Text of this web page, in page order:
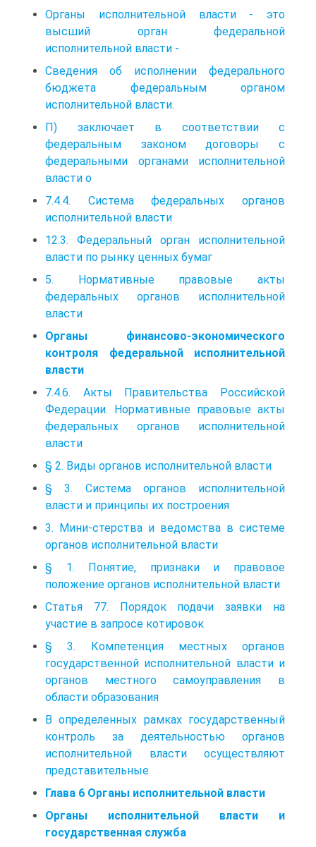
Органы исполнительной власти - это
высший орган федеральной
исполнительной власти -
Сведения об исполнении федерального
бюджета федеральным органом
исполнительной власти.
П) заключает в соответствии с
федеральным законом договоры с
федеральными органами исполнительной
власти о
7.4.4. Система федеральных органов
исполнительной власти
12.3. Федеральный орган исполнительной
власти по рынку ценных бумаг
5. Нормативные правовые акты
федеральных органов исполнительной
власти
Органы финансово-экономического
контроля федеральной исполнительной
власти
7.4.6. Акты Правительства Российской
Федерации. Нормативные правовые акты
федеральных органов исполнительной
власти
§ 2. Виды органов исполнительной власти
§ 3. Система органов исполнительной
власти и принципы их построения
3. Мини-стерства и ведомства в системе
органов исполнительной власти
§ 1. Понятие, признаки и правовое
положение органов исполнительной власти
Статья 77. Порядок подачи заявки на
участие в запросе котировок
§ 3. Компетенция местных органов
государственной исполнительной власти и
органов местного самоуправления в
области образования
В определенных рамках государственный
контроль за деятельностью органов
исполнительной власти осуществляют
представительные
Глава 6 Органы исполнительной власти
Органы исполнительной власти и
государственная служба